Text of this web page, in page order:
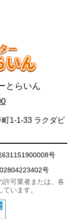
とらいん
1-1-33 ラクダビ
631151900008号
号
許可業者または、各
います。